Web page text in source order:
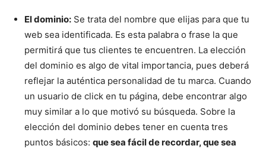
El dominio: Se trata del nombre que elijas para que tu
web sea identificada. Es esta palabra o frase la que
permitirá que tus clientes te encuentren. La elección
del dominio es algo de vital importancia, pues deberá
reflejar la auténtica personalidad de tu marca. Cuando
un usuario de click en tu página, debe encontrar algo
muy similar a lo que motivó su búsqueda. Sobre la
elección del dominio debes tener en cuenta tres
puntos básicos: que sea fácil de recordar, que sea